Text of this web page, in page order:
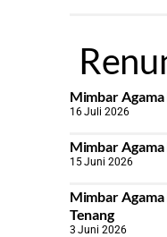
Mimbar
16 Juli 2026
Mimbar Agama
15 Juni 2026
Mimbar
Tenang
3 Juni 2026